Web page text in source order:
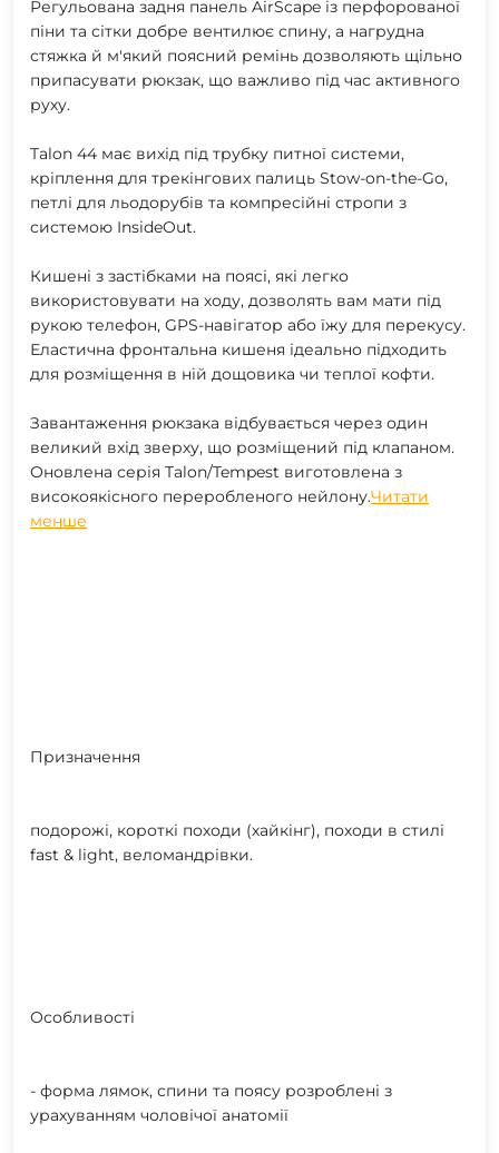
Регульована задня панель AirScape із перфорованої
піни та сітки добре вентилює спину, а нагрудна
стяжка й м'який поясний ремінь дозволяють щільно
припасувати рюкзак, що важливо під час активного
руху.
Talon 44 має вихід під трубку питної системи,
кріплення для трекінгових палиць Stow-on-the-Go,
петлі для льодорубів та компресійні стропи з
системою InsideOut.
Кишені з застібками на поясі, які легко
використовувати на ходу, дозволять вам мати під
рукою телефон, GPS-навігатор або їжу для перекусу.
Еластична фронтальна кишеня ідеально підходить
для розміщення в ній дощовика чи теплої кофти.
Завантаження рюкзака відбувається через один
великий вхід зверху, що розміщений під клапаном.
Оновлена серія Talon/Tempest виготовлена з
високоякісного переробленого нейлону.Читати
менше
Призначення
подорожі, короткі походи (хайкінг), походи в стилі
fast & light, веломандрівки.
Особливості
- форма лямок, спини та поясу розроблені з
урахуванням чоловічої анатомії